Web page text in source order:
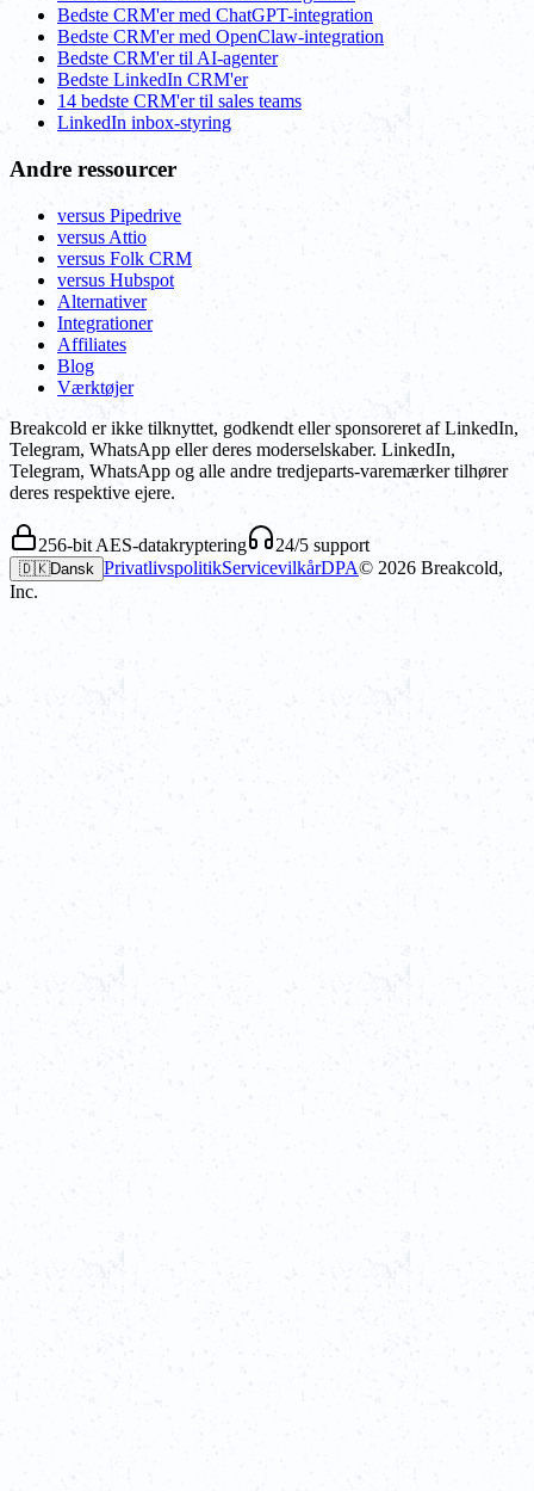
Bedste CRM'er med ChatGPT-integration
Bedste CRM'er med OpenClaw-integration
Bedste CRM'er til AI-agenter
Bedste LinkedIn CRM'er
14 bedste CRM'er til sales teams
LinkedIn inbox-styring
Andre ressourcer
versus Pipedrive
versus Attio
versus Folk CRM
versus Hubspot
Alternativer
Integrationer
Affiliates
Blog
Værktøjer
Breakcold er ikke tilknyttet, godkendt eller sponsoreret af LinkedIn,
Telegram, WhatsApp eller deres moderselskaber. LinkedIn,
Telegram, WhatsApp og alle andre tredjeparts-varemærker tilhører
deres respektive ejere.
256-bit AES-datakryptering 24/5 support
🇩🇰Dansk PrivatlivspolitikServicevilkårDPA© 2026 Breakcold,
Inc.